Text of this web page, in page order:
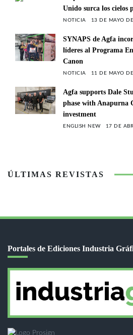
Unido surca los cielos
NOTICIA 13 DE MAYO
SYNAPS de Agfa
líderes al Programa
Canon
NOTICIA 11 DE MAYO
Agfa supports Dale
phase with Anapurna
investment
ENGLISH NEW 17 DE
ÚLTIMAS REVISTAS
Portales de Ediciones Industria